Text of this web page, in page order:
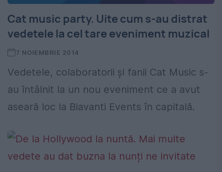
Cat music party. Uite cum s-au distrat
vedetele la cel tare eveniment muzical
7 NOIEMBRIE 2014
Vedetele, colaboratorii şi fanii Cat Music s-
au întâlnit la un nou eveniment ce a avut
aseară loc la Biavanti Events în capitală.